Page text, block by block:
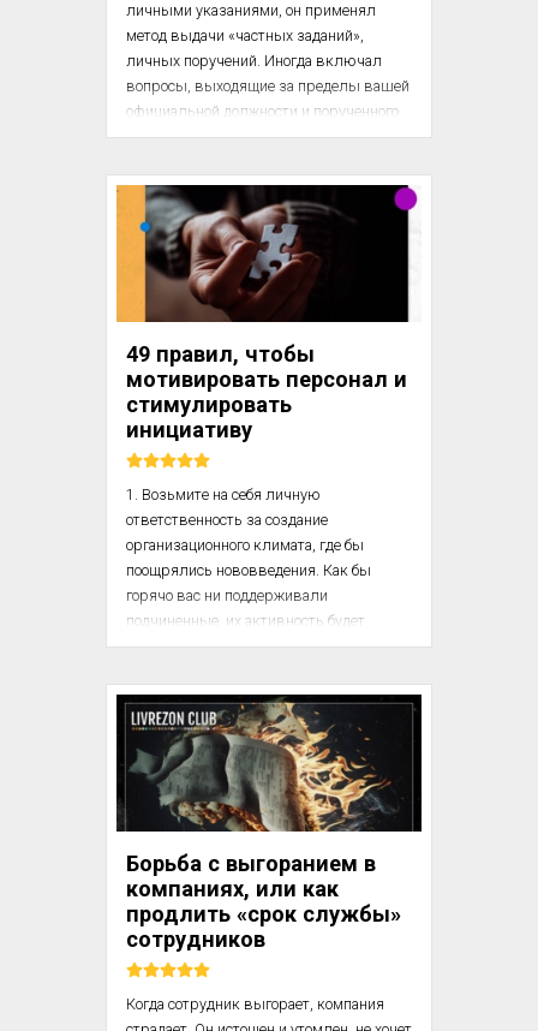
личными указаниями, он применял
метод выдачи «частных заданий»,
личных поручений. Иногда включал
вопросы, выходящие за пределы вашей
официальной должности и порученного
вам направления работ. Это, мне
проработки интересующего его вопроса
до постановки его в более общем плане
перед коллективом, но и в целях
изучения научно-технических
возможностей того или иного
сотрудника, для составления
или другой руководящей работе.
По...
49 правил, чтобы
мотивировать персонал и
стимулировать
инициативу
1. Возьмите на себя личную
ответственность за создание
организационного климата, где бы
поощрялись нововведения. Как бы
горячо вас ни поддерживали
подчиненные, их активность будет
проявляться только при условии
и заинтересованности в
стимулировании инициативы.
2. Будьте изобретательны. Постоянно
ищите новые формы организации труда,
стремясь максимизировать творческое
3. Сконцентрируйте ваше внимание на
тех сторонах организационной культуры
— традици...
Борьба с выгоранием в
компаниях, или как
продлить «срок службы»
сотрудников
Когда сотрудник выгорает, компания